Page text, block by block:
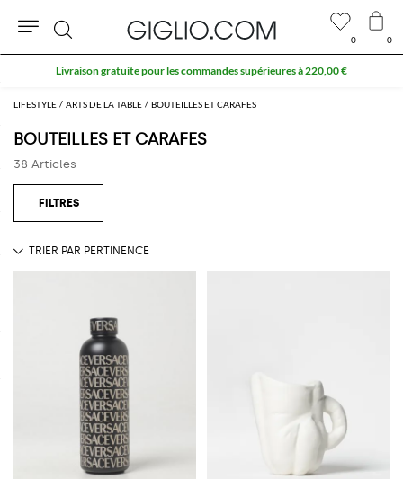
LIFESTYLE ARTS DE LA TABLE BOUTEILLES ET CARAFES
BOUTEILLES ET CARAFES
38 Articles
0 0
Rechercher
Livraison gratuite pour les commandes supérieures à 220,00 €